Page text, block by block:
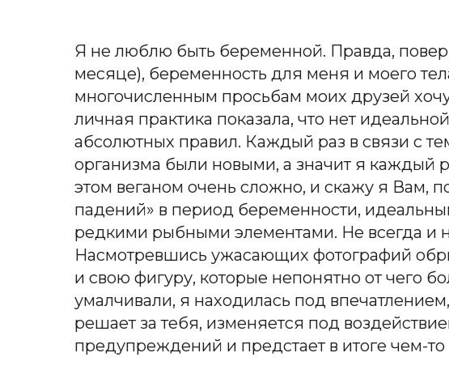
Я не люблю быть беременной. Правда,
месяце), беременность для меня и моего
многочисленным просьбам моих друзей
личная практика показала, что нет
абсолютных правил. Каждый раз в связи с
организма были новыми, а значит я каждый
этом веганом очень сложно, и скажу я Вам,
падений» в период беременности,
редкими рыбными элементами. Не всегда и
Насмотревшись ужасающих фотографий
и свою фигуру, которые непонятно от чего
умалчивали, я находилась под
решает за тебя, изменяется под
предупреждений и предстает в итоге чем-